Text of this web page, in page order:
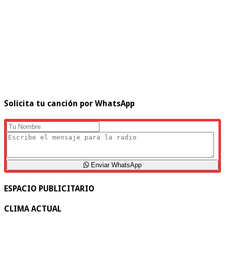
Solicita tu canción por WhatsApp
Enviar WhatsApp
ESPACIO PUBLICITARIO
CLIMA ACTUAL